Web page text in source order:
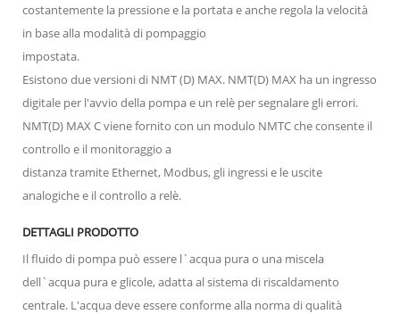
costantemente la pressione e la portata e anche regola la velocità
in base alla modalità di pompaggio
impostata.
Esistono due versioni di NMT (D) MAX. NMT(D) MAX ha un ingresso
digitale per l'avvio della pompa e un relè per segnalare gli errori.
NMT(D) MAX C viene fornito con un modulo NMTC che consente il
controllo e il monitoraggio a
distanza tramite Ethernet, Modbus, gli ingressi e le uscite
analogiche e il controllo a relè.
DETTAGLI PRODOTTO
Il fluido di pompa può essere l`acqua pura o una miscela
dell`acqua pura e glicole, adatta al sistema di riscaldamento
centrale. L'acqua deve essere conforme alla norma di qualità